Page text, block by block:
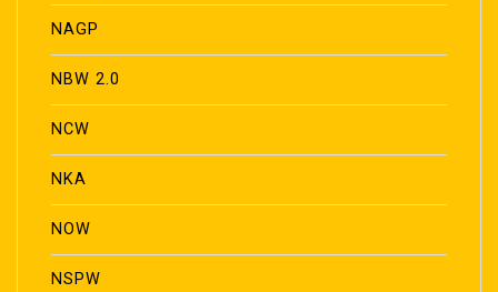
NAGP
NBW 2.0
NCW
NKA
NOW
NSPW